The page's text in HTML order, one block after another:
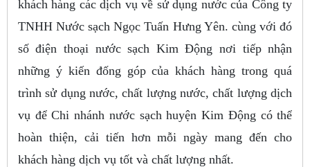
khách hàng các dịch vụ về sử dụng nước của Công ty
TNHH Nước sạch Ngọc Tuấn Hưng Yên. cùng với đó
số điện thoại nước sạch Kim Động nơi tiếp nhận
những ý kiến đống góp của khách hàng trong quá
trình sử dụng nước, chất lượng nước, chất lượng dịch
vụ để Chi nhánh nước sạch huyện Kim Động có thể
hoàn thiện, cải tiến hơn mỗi ngày mang đến cho
khách hàng dịch vụ tốt và chất lượng nhất.